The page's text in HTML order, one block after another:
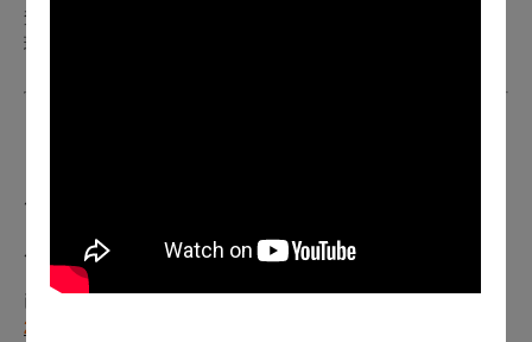
查詢到該筆款項；現金及ATM轉帳購票，選擇線上或郵寄辦
理，約10個工作日匯款至你指定之帳戶。
，將延期至2025年03月05日（三）19
已購票觀眾可持原票券入場，如不克前往之觀眾自公告日起至
2025年1月27日前